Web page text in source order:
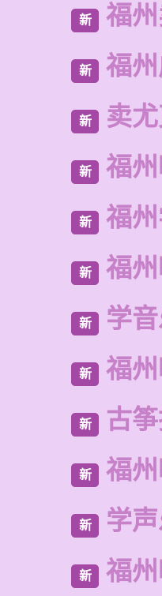
新 福
新 福
新 卖
新 福
新 福
新 福
新 学
新 福
新 古
新 福
新 学
新 福